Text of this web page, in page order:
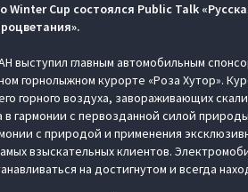
Winter Cup состоялся Public Talk
выступил главным автомобильным
горнолыжном курорте «Роза Хутор».
горного воздуха, завораживающих
гармонии с первозданной силой
с природой и применения
взыскательных клиентов.
на достигнутом и всегда